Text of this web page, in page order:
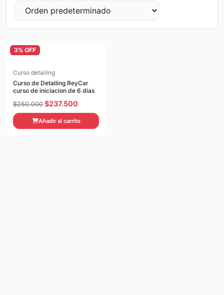
3% OFF
Curso detailing
Curso de Detailing ReyCar
curso de iniciacion de 6 dias
$250.000 El
precio
original
$237.500El
precio
actual
Añadir al carrito